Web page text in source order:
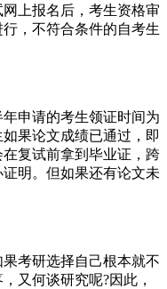
上报名后，考生资格审
，不符合条件的自考生
申请的考生领证时间为
果论文成绩已通过，即
复试前拿到毕业证，跨
明。但如果还有论文未
考研选择自己根本就不
又何谈研究呢?因此，